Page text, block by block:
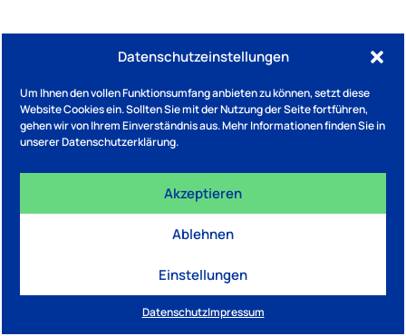
Datenschutzeinstellungen
Um Ihnen den vollen Funktionsumfang anbieten zu können, setzt diese
Website Cookies ein. Sollten Sie mit der Nutzung der Seite fortführen,
gehen wir von Ihrem Einverständnis aus. Mehr Informationen finden Sie in
unserer Datenschutzerklärung.
Akzeptieren
Ablehnen
Einstellungen
DatenschutzImpressum